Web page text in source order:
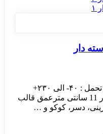
دار
جنس : سیلیکون نسوزدمای قالب تحمل : ۴۰- الی ۲۳۰+
درجه سانتی گرادابعاد قالب : 22 در 11 سانتی مترعمق قالب